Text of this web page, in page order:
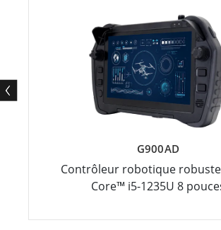
G900AD
Contrôleur robotique
Core™ i5-1235U 8